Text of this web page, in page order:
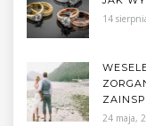
14
24 maja,